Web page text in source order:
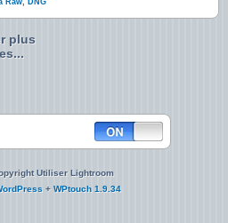
Raw, DNG
plus
Utiliser Lightroom
+ WPtouch 1.9.34